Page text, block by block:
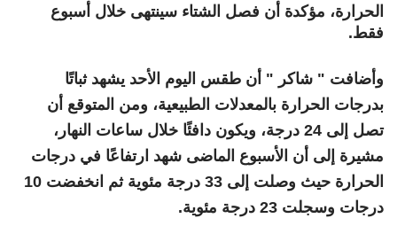
الحرارة، مؤكدة أن فصل الشتاء سينتهى خلال أسبوع
فقط.
وأضافت " شاكر " أن طقس اليوم الأحد يشهد ثباتًا
بدرجات الحرارة بالمعدلات الطبيعية، ومن المتوقع أن
تصل إلى 24 درجة، ويكون دافئًا خلال ساعات النهار،
مشيرة إلى أن الأسبوع الماضى شهد ارتفاعًا في درجات
الحرارة حيث وصلت إلى 33 درجة مئوية ثم انخفضت 10
درجات وسجلت 23 درجة مئوية.